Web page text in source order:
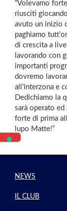
“Volevamo
riusciti
avuto un inizio
paghiamo
di crescita a
lavorando con
importanti
dovremo
all’interzona e
Dedichiamo la
sarà operato
forte di prima
lupo Matte!”
NEWS
IL CLUB